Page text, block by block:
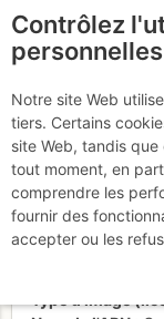
certaines pages ne
incomplètes,
compte sur le site.
Activités
Date/heure
Contrôlez
personnelles
Notre site Web
tiers. Certains
site Web, tandis
tout moment, en
comprendre les
fournir des
accepter ou les